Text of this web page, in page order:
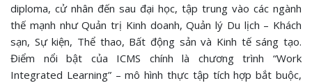
diploma, cử nhân đến sau đại học, tập trung vào các ngành
thế mạnh như Quản trị Kinh doanh, Quản lý Du lịch – Khách
sạn, Sự kiện, Thể thao, Bất động sản và Kinh tế sáng tạo.
Điểm nổi bật của ICMS chính là chương trình “Work
Integrated Learning” – mô hình thực tập tích hợp bắt buộc,